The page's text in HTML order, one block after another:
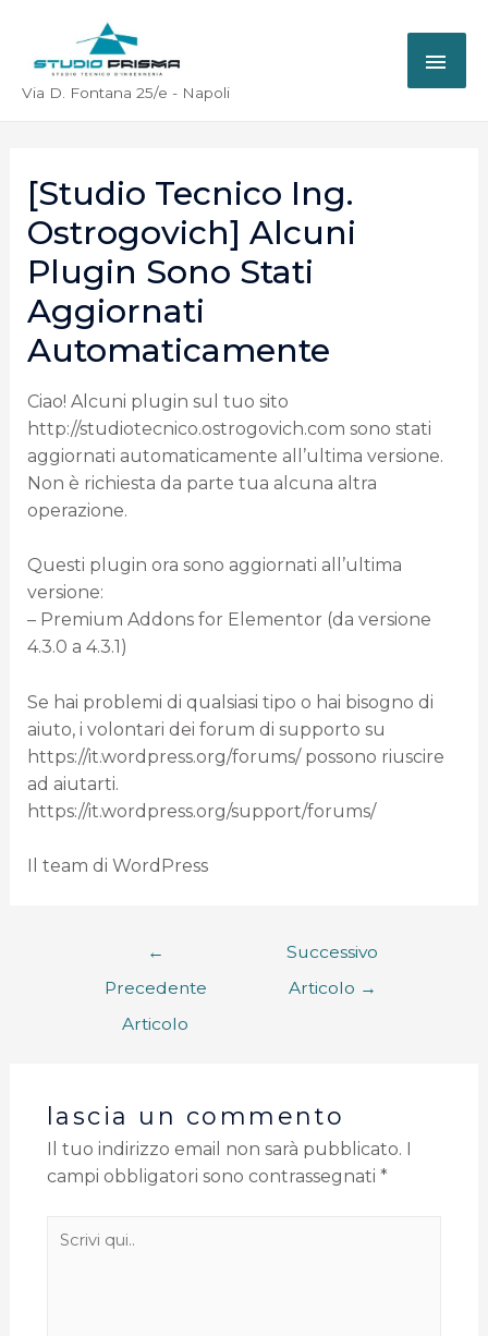
Via D. Fontana 25/e - Napoli
[Studio Tecnico Ing.
Ostrogovich] Alcuni
Plugin Sono Stati
Aggiornati
Automaticamente
Ciao! Alcuni plugin sul tuo sito
http://studiotecnico.ostrogovich.com sono stati
aggiornati automaticamente all’ultima versione.
Non è richiesta da parte tua alcuna altra
operazione.
Questi plugin ora sono aggiornati all’ultima
versione:
– Premium Addons for Elementor (da versione
4.3.0 a 4.3.1)
Se hai problemi di qualsiasi tipo o hai bisogno di
aiuto, i volontari dei forum di supporto su
https://it.wordpress.org/forums/ possono riuscire
ad aiutarti.
https://it.wordpress.org/support/forums/
Il team di WordPress
←
Precedente
Articolo
Successivo
Articolo →
lascia un commento
Il tuo indirizzo email non sarà pubblicato.
campi obbligatori sono contrassegnati *